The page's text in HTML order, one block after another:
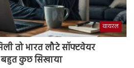
वायरल
तो भारत लौटे सॉफ्टवेयर
बहुत कुछ सिखाया